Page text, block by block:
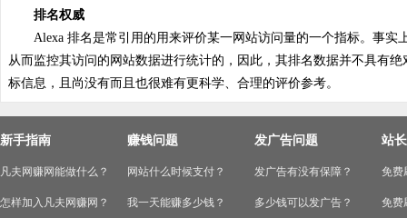
排名权威
Alexa 排名是常引用的用来评价某一网站访问量的一个指标。事实
从而监控其访问的网站数据进行统计的，因此，其排名数据并不具有
标信息，且尚没有而且也很难有更科学、合理的评价参考。
新手指南
凡夫网赚网能做什么？
怎样加入凡夫网赚网？
赚钱问题
网站什么时候支付？
我一天能赚多少钱？
发广告问题
发广告有没有保障？
多少钱可以发广告？
站
免费
免费